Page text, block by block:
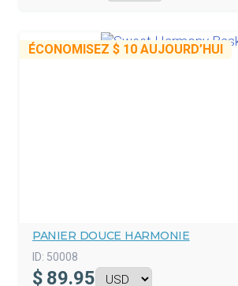
ÉCONOMISEZ $ 10 AUJOURD’HUI
PANIER DOUCE HARMONIE
ID: 50008
$ 89.95